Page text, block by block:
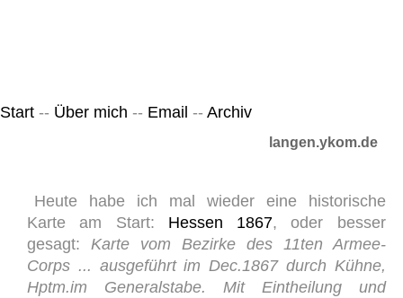
Start -- Über mich -- Email -- Archiv
langen.ykom.de
Heute habe ich mal wieder eine historische
Karte am Start: Hessen 1867, oder besser
gesagt: Karte vom Bezirke des 11ten Armee-
Corps ... ausgeführt im Dec.1867 durch Kühne,
Hptm.im Generalstabe. Mit Eintheilung und